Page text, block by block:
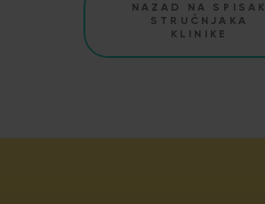
NAZAD NA SPISAK
STRUČNJAKA
KLINIKE